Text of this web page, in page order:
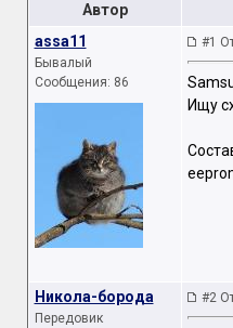
Автор
assa11
Бывалый
Сообщения: 86
#1
Ищу
Никола-борода
Передовик
#2